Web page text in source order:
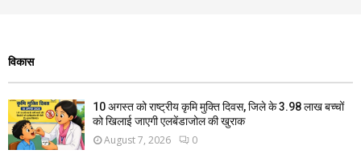
विकास
10 अगस्त को राष्ट्रीय कृमि मुक्ति दिवस, जिले के 3.98 लाख बच्चों
को खिलाई जाएगी एलबेंडाजोल की खुराक
August 7, 2026 0